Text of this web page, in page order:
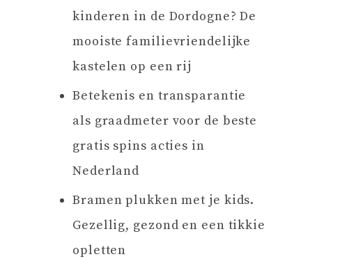
kinderen in de Dordogne? De
mooiste familievriendelijke
kastelen op een rij
Betekenis en transparantie
als graadmeter voor de beste
gratis spins acties in
Nederland
Bramen plukken met je kids.
Gezellig, gezond en een tikkie
opletten